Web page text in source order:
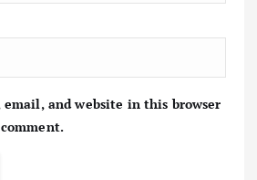
email, and website in this browser